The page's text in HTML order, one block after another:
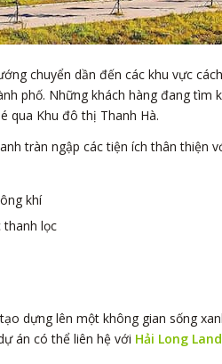
chuyển dần đến các khu vực
phố. Những khách hàng đang tìm
qua Khu đô thị Thanh Hà.
tràn ngập các tiện ích thân thiện
khí
thanh lọc
dựng lên một không gian sống
án có thể liên hệ với Hải Long Land